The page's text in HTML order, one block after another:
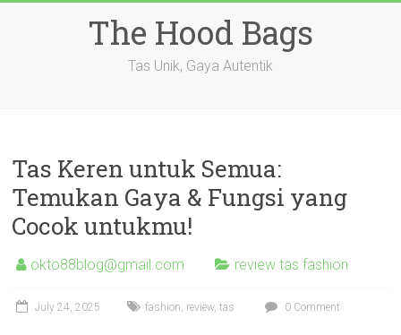
The Hood Bags
Tas Unik, Gaya Autentik
Tas Keren untuk Semua:
Temukan Gaya & Fungsi yang
Cocok untukmu!
okto88blog@gmail.com review tas fashion
July 24, 2025 fashion, review,tas 0 Comment